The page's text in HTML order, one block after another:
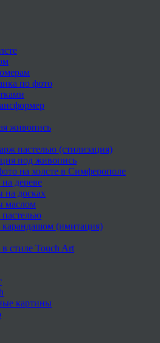
по фото
живопись
пастелью (стилизация)
под живопись
на холсте в Симферополе
дереве
на досках
маслом
карандашом (имитация)
стиле Touch Art
картины